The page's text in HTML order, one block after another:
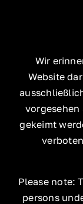
Wir
Website
vorgesehen
gekeimt
Please note:
persons